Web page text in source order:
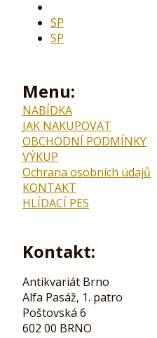
SP
SP
Menu:
NABÍDKA
JAK NAKUPOVAT
OBCHODNÍ PODMÍNKY
VÝKUP
Ochrana osobních údajů
KONTAKT
HLÍDACÍ PES
Kontakt:
Antikvariát Brno
Alfa Pasáž, 1. patro
Poštovská 6
602 00 BRNO